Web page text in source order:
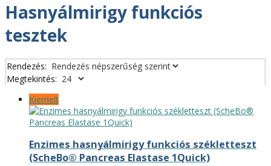
Hasnyálmirigy funkciós
tesztek
Rendezés:
Megtekintés:
Kiemelt
Enzimes hasnyálmirigy funkciós székletteszt
(ScheBo® Pancreas Elastase 1Quick)